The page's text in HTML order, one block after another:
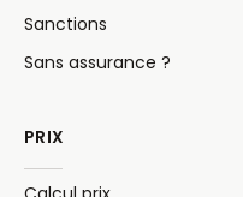
Sanctions
Sans assurance ?
PRIX